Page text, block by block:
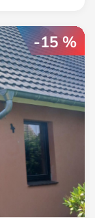
-15 %